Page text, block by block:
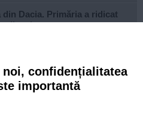
Dacia. Primăria a ridicat
ilegal
în Timișoara?
serile de acasă, fără
noi, confidențialitatea
importantă